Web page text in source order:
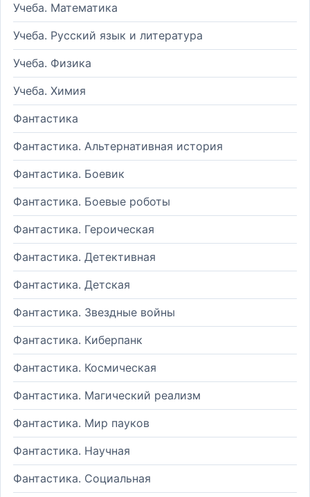
Учеба. Математика
Учеба. Русский язык и литература
Учеба. Физика
Учеба. Химия
Фантастика
Фантастика. Альтернативная история
Фантастика. Боевик
Фантастика. Боевые роботы
Фантастика. Героическая
Фантастика. Детективная
Фантастика. Детская
Фантастика. Звездные войны
Фантастика. Киберпанк
Фантастика. Космическая
Фантастика. Магический реализм
Фантастика. Мир пауков
Фантастика. Научная
Фантастика. Социальная